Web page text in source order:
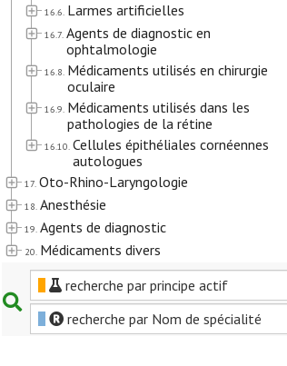
16.6. Larmes artificielles
16.7. Agents de diagnostic en
ophtalmologie
16.8. Médicaments utilisés en chirurgie
oculaire
16.9. Médicaments utilisés dans les
pathologies de la rétine
16.10. Cellules épithéliales cornéennes
autologues
17. Oto-Rhino-Laryngologie
18. Anesthésie
19. Agents de diagnostic
20. Médicaments divers
recherche par principe actif
recherche par Nom de spécialité